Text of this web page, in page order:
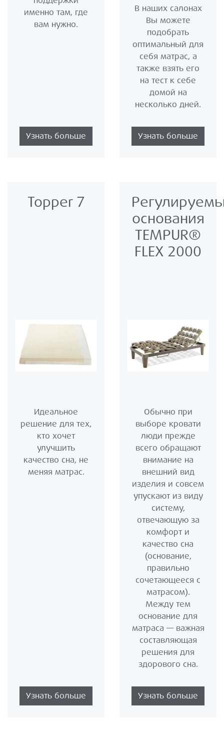
именно там, где
вам нужно.
Узнать больше
В наших салонах
Вы можете
подобрать
оптимальный для
себя матрас, а
также взять его
на тест к себе
домой на
несколько дней.
Узнать больше
Topper 7
Идеальное
решение для тех,
кто хочет
улучшить
качество сна, не
меняя матрас.
Узнать больше
основания
TEMPUR®
FLEX 2000
Обычно при
выборе кровати
люди прежде
всего обращают
внимание на
внешний вид
изделия и совсем
упускают из виду
систему,
отвечающую за
комфорт и
качество сна
(основание,
правильно
сочетающееся с
матрасом).
Между тем
основание для
матраса — важная
составляющая
решения для
здорового сна.
Узнать больше